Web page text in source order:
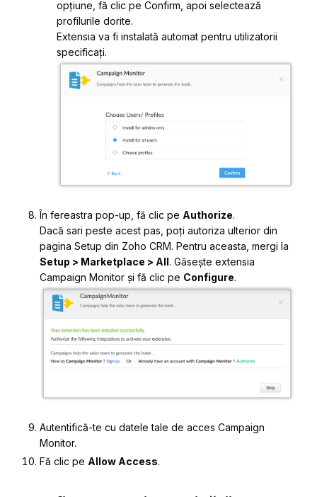
opțiune, fă clic pe Confirm, apoi selectează
profilurile dorite.
Extensia va fi instalată automat pentru utilizatorii
specificați.
În fereastra pop-up, fă clic pe Authorize.
Dacă sari peste acest pas, poți autoriza ulterior din
pagina Setup din Zoho CRM. Pentru aceasta, mergi la
Setup > Marketplace > All. Găsește extensia
Campaign Monitor și fă clic pe Configure.
Autentifică-te cu datele tale de acces Campaign
Monitor.
Fă clic pe Allow Access.